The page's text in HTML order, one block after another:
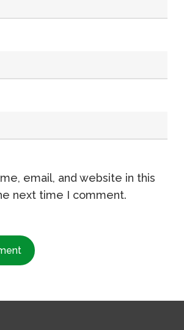
email, and website in this
next time I comment.